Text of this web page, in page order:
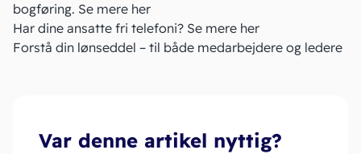
bogføring. Se mere her
Har dine ansatte fri telefoni? Se mere her
Forstå din lønseddel – til både medarbejdere og ledere
Var denne artikel nyttig?